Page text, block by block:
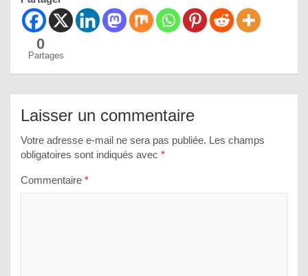
0
Partages
Laisser un commentaire
Votre adresse e-mail ne sera pas publiée. Les champs
obligatoires sont indiqués avec *
Commentaire *